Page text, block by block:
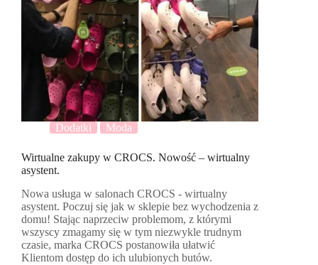
Dodatki Moda
Wirtualne zakupy w CROCS. Nowość – wirtualny
asystent.
Nowa usługa w salonach CROCS - wirtualny
asystent. Poczuj się jak w sklepie bez wychodzenia z
domu! Stając naprzeciw problemom, z którymi
wszyscy zmagamy się w tym niezwykle trudnym
czasie, marka CROCS postanowiła ułatwić
Klientom dostęp do ich ulubionych butów.